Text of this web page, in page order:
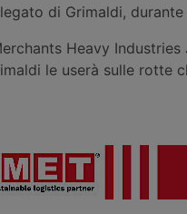
di Grimaldi, durante
Heavy Industries
le userà sulle rotte